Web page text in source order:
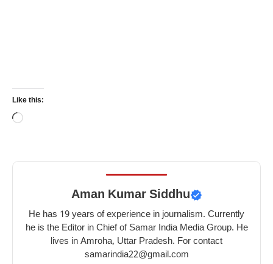
Like this:
Loading…
Aman Kumar Siddhu
He has 19 years of experience in journalism. Currently
he is the Editor in Chief of Samar India Media Group. He
lives in Amroha, Uttar Pradesh. For contact
samarindia22@gmail.com